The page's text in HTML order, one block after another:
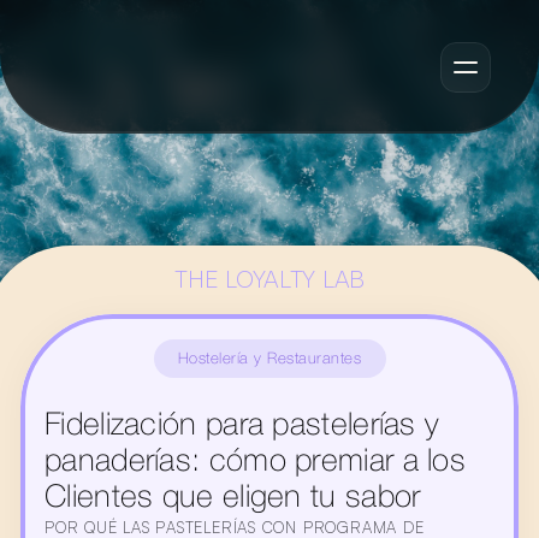
THE LOYALTY LAB
Hostelería y Restaurantes
Fidelización para pastelerías y
panaderías: cómo premiar a los
Clientes que eligen tu sabor
POR QUÉ LAS PASTELERÍAS CON PROGRAMA DE